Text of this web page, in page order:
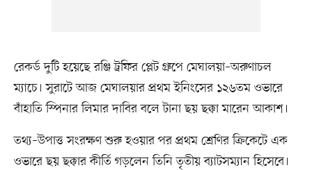
রেকর্ড দুটি হয়েছে রঞ্জি ট্রফির প্লেট গ্রুপে মেঘালয়া–অরুণাচল
ম্যাচে। সুরাটে আজ মেঘালয়ার প্রথম ইনিংসের ১২৬তম ওভারে
বাঁহাতি স্পিনার লিমার দাবির বলে টানা ছয় ছক্কা মারেন আকাশ।
তথ্য–উপাত্ত সংরক্ষণ শুরু হওয়ার পর প্রথম শ্রেণির ক্রিকেটে এক
ওভারে ছয় ছক্কার কীর্তি গড়লেন তিনি তৃতীয় ব্যাটসম্যান হিসেবে।